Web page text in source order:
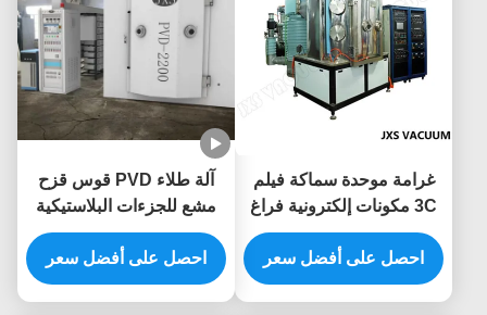
غرامة موحدة سماكة فيلم
3C مكونات إلكترونية فراغ
PVD المغنطرون الاخرق
طلاء المعدات
احصل على أفضل سعر
آلة طلاء PVD قوس قزح
مشع للجزءات البلاستيكية
من ABS PC مع عدم
التشوه منخفض الحرارة
وطلاء عالية الارتباط
احصل على أفضل سعر